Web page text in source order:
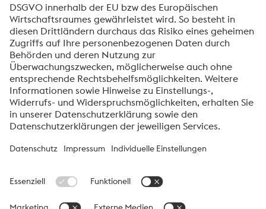
21.10.24
1 2
voestalpine High Performance Metals Schweiz AG
Vertriebsgesellschaft in der Schweiz und Liechtenstein der High
Performance Metals Division im voestalpine Konzern.